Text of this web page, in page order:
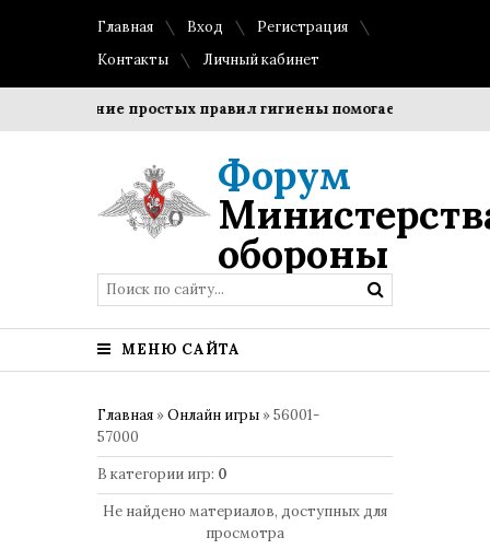
Главная Вход
Регистрация
Контакты
Личный кабинет
простых правил гигиены помогает сохранить
Форум
обороны
МЕНЮ САЙТА
Главная »Онлайн игры » 56001-
57000
В категории игр: 0
Не найдено материалов, доступных для
просмотра